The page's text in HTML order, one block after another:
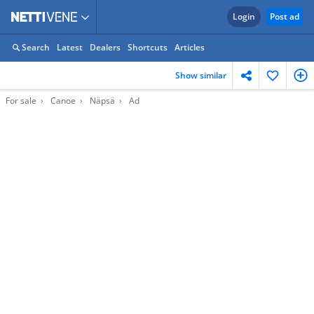
Login Post ad
Search Latest Dealers Shortcuts Articles
Show similar
For sale Canoe Näpsä Ad